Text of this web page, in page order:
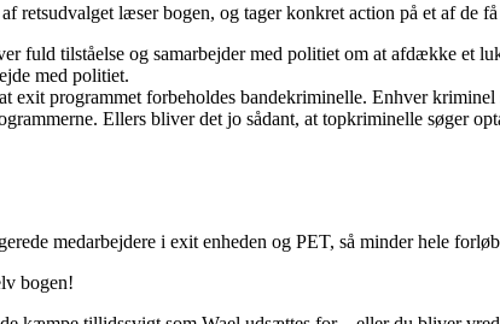
af retsudvalget læser bogen, og tager konkret action på et af de
fuld tilståelse og samarbejder med politiet om at afdække et
med politiet.
exit programmet forbeholdes bandekriminelle. Enhver
Ellers bliver det jo sådant, at topkriminelle søger
medarbejdere i exit enheden og PET, så minder hele
bogen!